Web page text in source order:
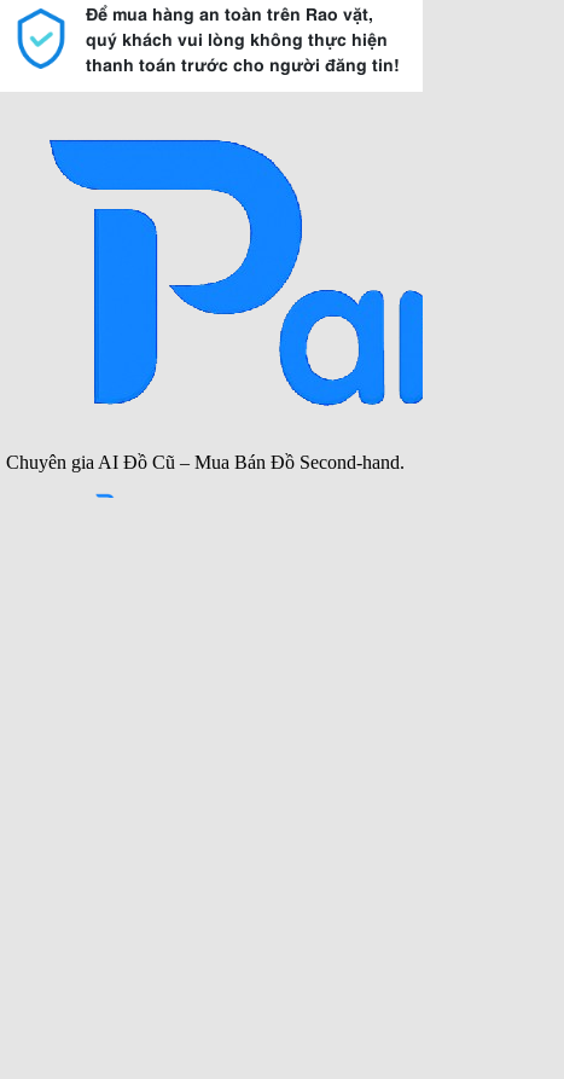
Để mua hàng an toàn trên Rao vặt,
quý khách vui lòng không thực hiện
thanh toán trước cho người đăng tin!